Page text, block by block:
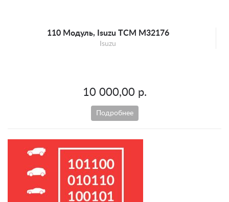
110 Модуль, Isuzu TCM M32176
Isuzu
10 000,00 р.
Подробнее